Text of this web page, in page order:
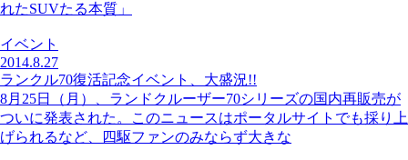
れたSUVたる本質」
イベント
2014.8.27
ランクル70復活記念イベント、大盛況!!
8月25日（月）、ランドクルーザー70シリーズの国内再販売が
ついに発表された。このニュースはポータルサイトでも採り上
げられるなど、四駆ファンのみならず大きな